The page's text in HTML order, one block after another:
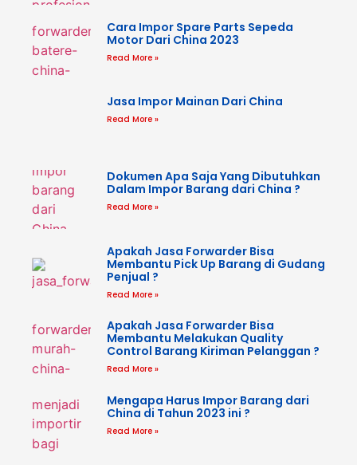
Cara Impor Spare Parts Sepeda
Motor Dari China 2023
Read More »
Jasa Impor Mainan Dari China
Read More »
Dokumen Apa Saja Yang Dibutuhkan
Dalam Impor Barang dari China ?
Read More »
Apakah Jasa Forwarder Bisa
Membantu Pick Up Barang di Gudang
Penjual ?
Read More »
Apakah Jasa Forwarder Bisa
Membantu Melakukan Quality
Control Barang Kiriman Pelanggan ?
Read More »
Mengapa Harus Impor Barang dari
China di Tahun 2023 ini ?
Read More »